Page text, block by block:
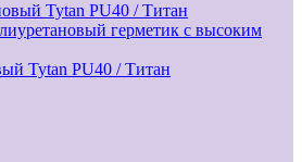
герметик с высоким
Tytan PU40 / Титан